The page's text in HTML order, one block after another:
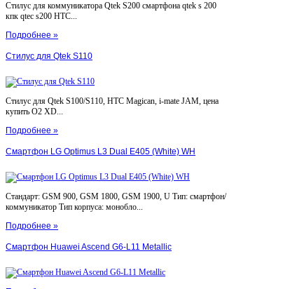
Стилус для коммуникатора Qtek S200 смартфона qtek s 200
кпк qtec s200 HTC...
Подробнее »
Стилус для Qtek S110
Стилус для Qtek S100/S110, HTC Magican, i-mate JAM, цена
купить O2 XD...
Подробнее »
Смартфон LG Optimus L3 Dual E405 (White) WH
Стандарт: GSM 900, GSM 1800, GSM 1900, U Тип: смартфон/
коммуникатор Тип корпуса: монобло...
Подробнее »
Смартфон Huawei Ascend G6-L11 Metallic